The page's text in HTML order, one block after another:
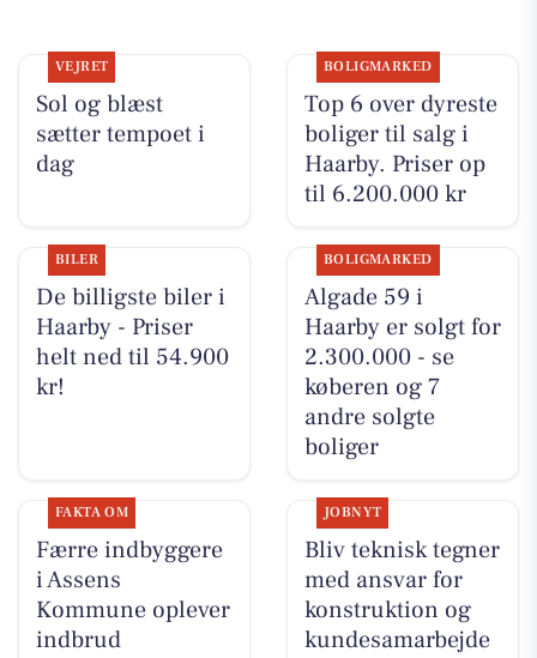
VEJRET
Sol og blæst
sætter tempoet i
dag
BOLIGMARKED
Top 6 over dyreste
boliger til salg i
Haarby. Priser op
til 6.200.000 kr
BILER
De billigste biler i
Haarby - Priser
helt ned til 54.900
kr!
BOLIGMARKED
Algade 59 i
Haarby er solgt for
2.300.000 - se
køberen og 7
andre solgte
boliger
FAKTA OM
Færre indbyggere
i Assens
Kommune oplever
indbrud
JOBNYT
Bliv teknisk tegner
med ansvar for
konstruktion og
kundesamarbejde